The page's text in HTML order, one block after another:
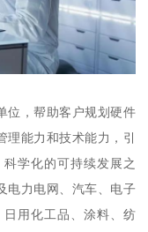
位，帮助客户规划硬件
能力和技术能力，引
学化的可持续发展之
电力电网、汽车、电子
用化工品、涂料、纺